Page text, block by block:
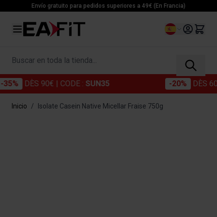
Ir al contenidoEnvío gratuito para pedidos superiores a 49€ (En Francia)
Lenguaje
Buscar en toda la tienda...
DÈS 90€| CODE :SUN35 DÈS 60€|
Inicio / Isolate Casein Native Micellar Fraise 750g